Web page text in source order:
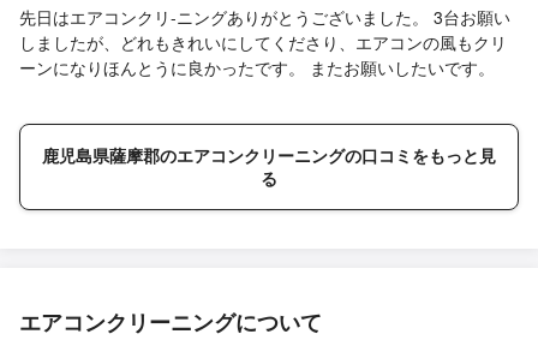
先日はエアコンクリ-ニングありがとうございました。 3台お願い
しましたが、どれもきれいにしてくださり、エアコンの風もクリ
ーンになりほんとうに良かったです。 またお願いしたいです。
鹿児島県薩摩郡のエアコンクリーニングの口コミをもっと見
る
エアコンクリーニングについて